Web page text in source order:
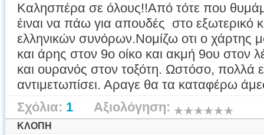
Καλησπέρα σε όλους!!Από τότε που
έιναι να πάω για απουδές στο εξωτερικό
ελληνικών συνόρων.Νομίζω οτι ο χάρτης
και άρης στον 9ο οίκο και ακμή 9ου
και ουρανός στον τοξότη. Ωστόσο, πολλά
αντιμετωπίσει. Αραγε θα τα καταφέρω
Σχόλια: 1 Αξιολόγηση:
ΚΛΟΠΗ